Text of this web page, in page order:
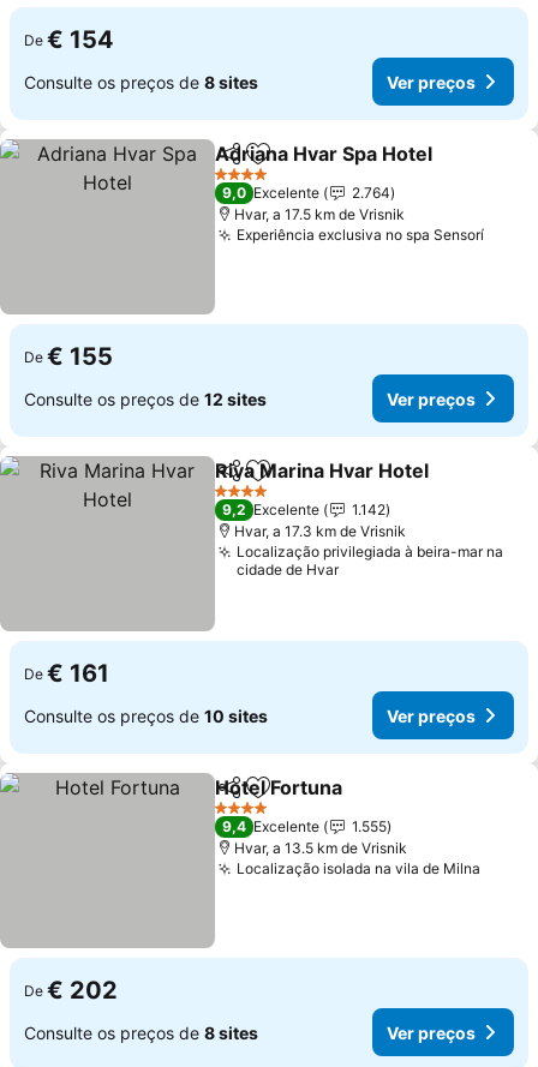
De € 154
Consulte os preços de 8 sites Ver preços
PartilharAdicionar aos favoritos
Adriana Hvar Spa Hotel
4 Estrelas
9,0 Excelente
2.764
Hvar, a 17.5 km de Vrisnik
Experiência exclusiva no spa Sensorí
De € 155
Consulte os preços de 12 sites Ver preços
PartilharAdicionar aos favoritos
Riva Marina Hvar Hotel
4 Estrelas
9,2 Excelente
1.142
Hvar, a 17.3 km de Vrisnik
Localização privilegiada à beira-mar na
cidade de Hvar
De € 161
Consulte os preços de 10 sites Ver preços
PartilharAdicionar aos favoritos
Hotel Fortuna
4 Estrelas
9,4 Excelente
1.555
Hvar, a 13.5 km de Vrisnik
Localização isolada na vila de Milna
De € 202
Consulte os preços de 8 sites Ver preços